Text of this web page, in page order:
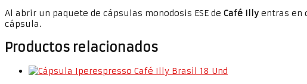
Al abrir un paquete de cápsulas monodosis ESE de Café Illy entras en
cápsula.
Productos relacionados